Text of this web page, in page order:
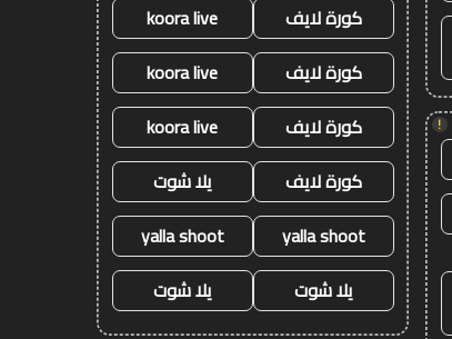
!
كورة لايف
koora live
كورة لايف
koora live
كورة لايف
koora live
كورة لايف
يلا شوت
yalla shoot
yalla shoot
يلا شوت
يلا شوت